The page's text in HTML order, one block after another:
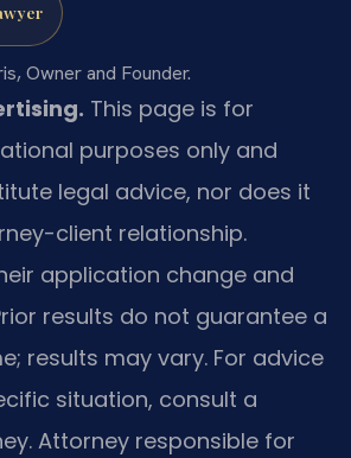
Owner and Founder.
This page is for
purposes only and
legal advice, nor does it
client relationship.
application change and
results do not guarantee a
results may vary. For advice
situation, consult a
Attorney responsible for